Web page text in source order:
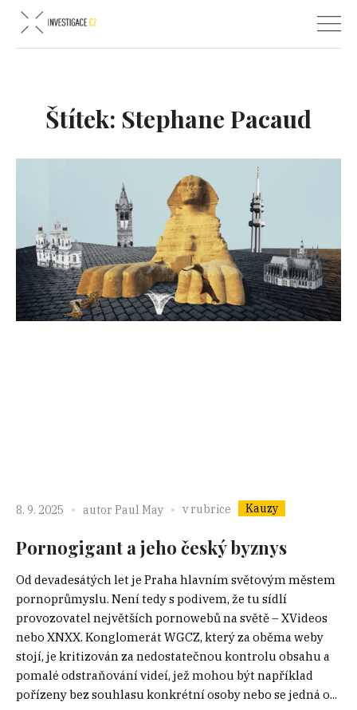
Štítek: Stephane Pacaud
8. 9. 2025 autor Paul May v rubrice Kauzy
Pornogigant a jeho český byznys
Od devadesátých let je Praha hlavním světovým městem
pornoprůmyslu. Není tedy s podivem, že tu sídlí
provozovatel největších pornowebů na světě – XVideos
nebo XNXX. Konglomerát WGCZ, který za oběma weby
stojí, je kritizován za nedostatečnou kontrolu obsahu a
pomalé odstraňování videí, jež mohou být například
pořízeny bez souhlasu konkrétní osoby nebo se jedná o...